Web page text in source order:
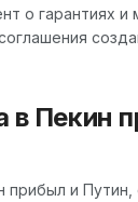
о гарантиях
в Пекин
прибыл и